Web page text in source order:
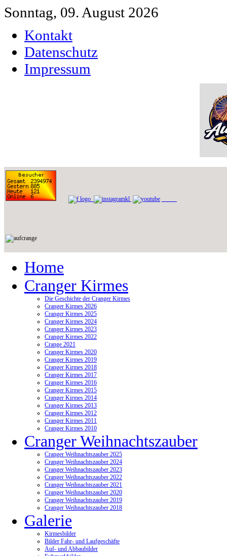
Sonntag, 09. August 2026
Kontakt
Datenschutz
Impressum
Home
Cranger Kirmes
Die Geschichte der Cranger Kirmes
Cranger Kirmes 2026
Cranger Kirmes 2025
Cranger Kirmes 2024
Cranger Kirmes 2023
Cranger Kirmes 2022
Crange 2021
Cranger Kirmes 2020
Cranger Kirmes 2019
Cranger Kirmes 2018
Cranger Kirmes 2017
Cranger Kirmes 2016
Cranger Kirmes 2015
Cranger Kirmes 2014
Cranger Kirmes 2013
Cranger Kirmes 2012
Cranger Kirmes 2011
Cranger Kirmes 2010
Cranger Weihnachtszauber
Cranger Weihnachtszauber 2025
Cranger Weihnachtszauber 2024
Cranger Weihnachtszauber 2023
Cranger Weihnachtszauber 2022
Cranger Weihnachtszauber 2021
Cranger Weihnachtszauber 2020
Cranger Weihnachtszauber 2019
Cranger Weihnachtszauber 2018
Galerie
Kirmesbilder
Bilder Fahr- und Laufgeschäfte
Auf- und Abbaubilder